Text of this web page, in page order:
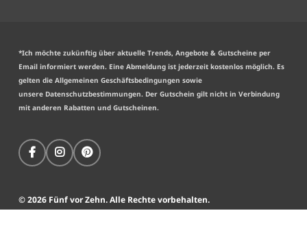
*Ich möchte zukünftig über aktuelle Trends, Angebote & Gutscheine per
Email informiert werden. Eine Abmeldung ist jederzeit kostenlos möglich. Es
gelten dieAllgemeinen Geschäftsbedingungen sowie
unsere Datenschutzbestimmungen. Der Gutschein gilt nicht in Verbindung
mit anderen Rabatten und Gutscheinen.
© 2026 Fünf vor Zehn. Alle Rechte vorbehalten.